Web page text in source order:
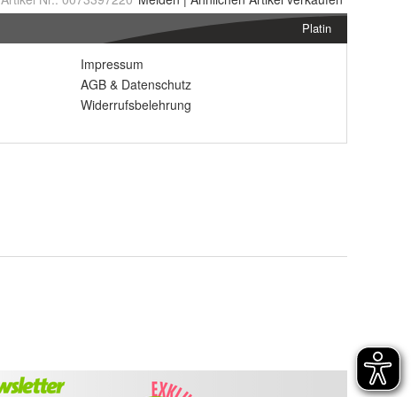
Platin
Impressum
AGB & Datenschutz
Widerrufsbelehrung